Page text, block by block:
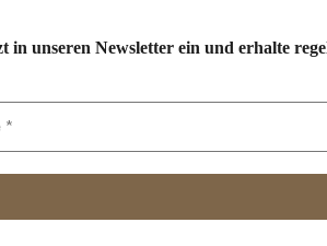
in unseren Newsletter ein und erhalte